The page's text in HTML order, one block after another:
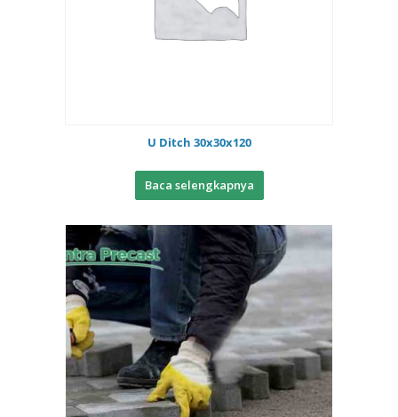
U Ditch 30x30x120
Baca selengkapnya